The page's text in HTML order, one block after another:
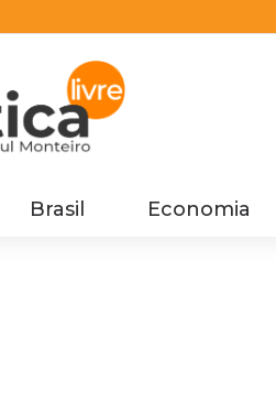
Brasil Economia